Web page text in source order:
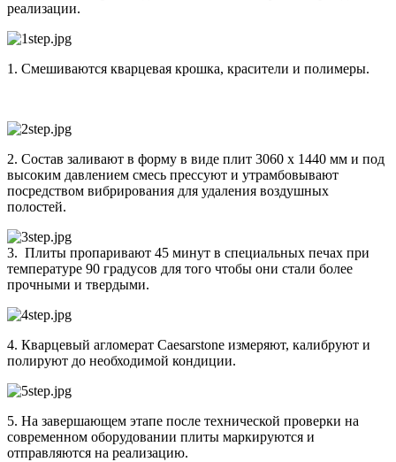
реализации.
1. Смешиваются кварцевая крошка, красители и полимеры.
2. Состав заливают в форму в виде плит 3060 х 1440 мм и под
высоким давлением смесь прессуют и утрамбовывают
посредством вибрирования для удаления воздушных
полостей.
3. Плиты пропаривают 45 минут в специальных печах при
температуре 90 градусов для того чтобы они стали более
прочными и твердыми.
4. Кварцевый агломерат Caesarstone измеряют, калибруют и
полируют до необходимой кондиции.
5. На завершающем этапе после технической проверки на
современном оборудовании плиты маркируются и
отправляются на реализацию.